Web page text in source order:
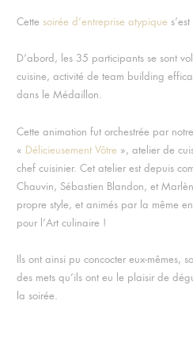
Cette soirée d’entreprise atypique
D’abord, les 35 participants se sont
cuisine, activité de team building
dans le Médaillon.
Cette animation fut orchestrée par
« Délicieusement Vôtre », atelier de
chef cuisinier. Cet atelier est depuis
Chauvin, Sébastien Blandon, et
propre style, et animés par la même
pour l’Art culinaire !
Ils ont ainsi pu concocter eux-mêmes,
des mets qu’ils ont eu le plaisir de
la soirée.